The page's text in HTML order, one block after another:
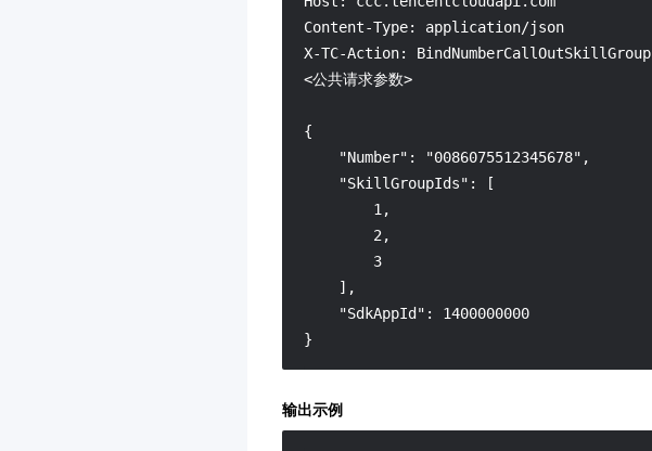
Content-Type: application/json
X-TC-Action: BindNumberCallOutSkillGroup
<公共请求参数>
{
    "Number": "0086075512345678",
    "SkillGroupIds": [
        1,
        2,
        3
    ],
    "SdkAppId": 1400000000
}
输出示例